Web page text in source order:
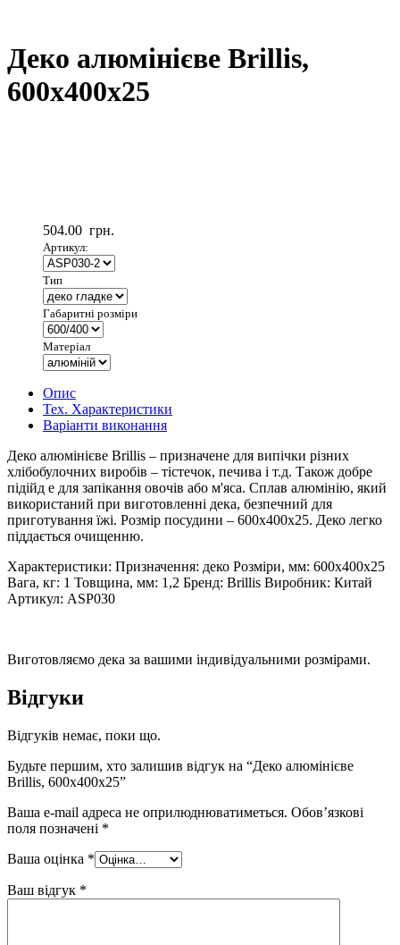
Деко алюмінієве Brillis,
600х400х25
504.00 грн.
Артикул:
Тип
Габаритні розміри
Матеріал
Опис
Тех. Характеристики
Варіанти виконання
Деко алюмінієве Brillis – призначене для випічки різних
хлібобулочних виробів – тістечок, печива і т.д. Також добре
підійд е для запікання овочів або м'яса. Сплав алюмінію, який
використаний при виготовленні дека, безпечний для
приготування їжі. Розмір посудини – 600х400х25. Деко легко
піддається очищенню.
Характеристики: Призначення: деко Розміри, мм: 600х400х25
Вага, кг: 1 Товщина, мм: 1,2 Бренд: Brillis Виробник: Китай
Артикул: ASP030
Виготовляємо дека за вашими індивідуальними розмірами.
Відгуки
Відгуків немає, поки що.
Будьте першим, хто залишив відгук на “Деко алюмінієве
Brillis, 600х400х25”
Ваша e-mail адреса не оприлюднюватиметься. Обов’язкові
поля позначені *
Ваша оцінка *
Ваш відгук *